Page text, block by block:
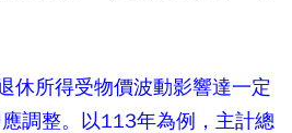
休所得受物價波動影響達一定
調整。以113年為例，主計總